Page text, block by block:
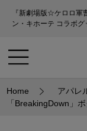
『新劇場版☆ケロロ軍
ン・キホーテ コラボグ
Home
アパレ
「BreakingDown」